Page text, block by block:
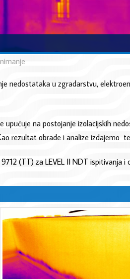
nedostataka u zgradarstvu,
na postojanje izolacijskih
rezultat obrade i analize izdajemo
(TT) za LEVEL II NDT